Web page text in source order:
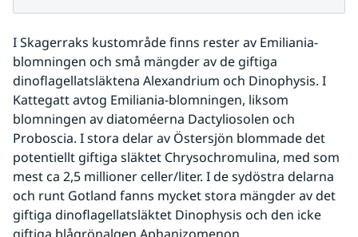
I Skagerraks kustområde finns rester av Emiliania-
blomningen och små mängder av de giftiga
dinoflagellatsläktena Alexandrium och Dinophysis. I
Kattegatt avtog Emiliania-blomningen, liksom
blomningen av diatoméerna Dactyliosolen och
Proboscia. I stora delar av Östersjön blommade det
potentiellt giftiga släktet Chrysochromulina, med som
mest ca 2,5 millioner celler/liter. I de sydöstra delarna
och runt Gotland fanns mycket stora mängder av det
giftiga dinoflagellatsläktet Dinophysis och den icke